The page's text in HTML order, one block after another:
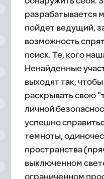
разрабатывается
пойдет ведущий,
возможность
поиск. Те, кого
Ненайденные
выходят так,
раскрывать свою
личной
успешно
темноты,
пространства
выключенном